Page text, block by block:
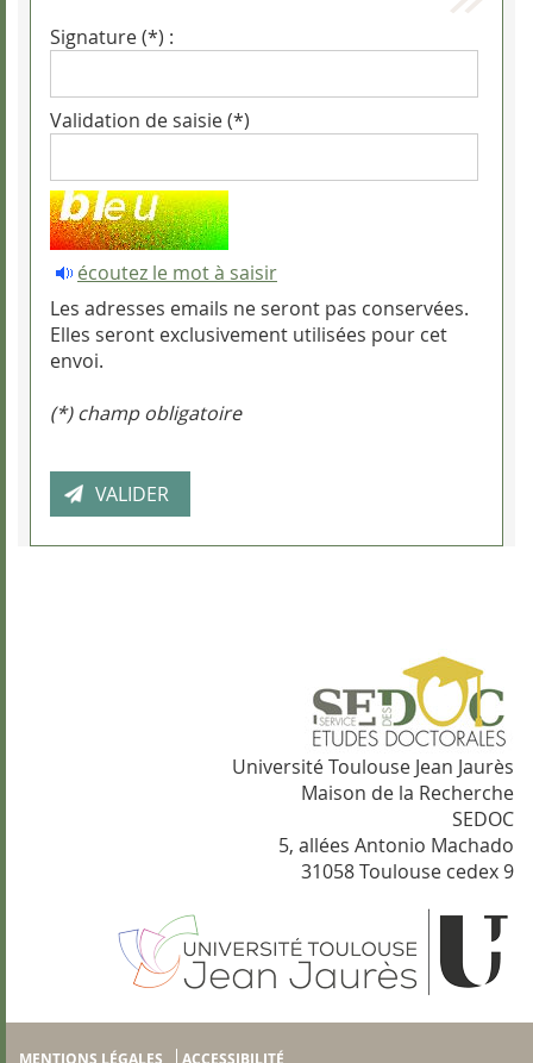
Signature (*) :
Validation de saisie (*)
écoutez le mot à saisir
Les adresses emails ne seront pas conservées.
Elles seront exclusivement utilisées pour cet
envoi.
(*) champ obligatoire
Université Toulouse Jean Jaurès
Maison de la Recherche
SEDOC
5, allées Antonio Machado
31058 Toulouse cedex 9